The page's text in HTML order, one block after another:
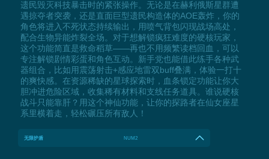
遗民毁灭科技暴击时的紧张操作。无论是在赫利俄斯星群遭
遇掠夺者突袭，还是直面巨型遗民构造体的AOE轰炸，你的
角色将进入不死状态持续输出，用喷气背包闪现战场高处，
配合生物异能炸裂全场。对于想解锁疯狂难度的硬核玩家，
这个功能简直是救命稻草——再也不用频繁读档回血，可以
专注解锁剧情彩蛋和角色互动。新手党也能借此练手各种武
器组合，比如用震荡射击+感应地雷双buff叠满，体验一打十
的爽快感。在资源稀缺的星球探索时，血条锁定功能让你大
胆冲进危险区域，收集稀有材料和支线任务道具。谁说硬核
战斗只能靠肝？用这个神仙功能，让你的探路者在仙女座星
系里横着走，轻松碾压所有敌人！
无限护盾 NUM2